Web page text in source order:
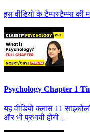
इस वीडियो के टैम्पस्टैम्प्स
Psychology Chapter 1
यह वीडियो क्लास 11
और भी प्रभावी होगी।